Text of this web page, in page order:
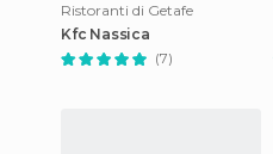
Ristoranti di Getafe
Kfc Nassica
(7)